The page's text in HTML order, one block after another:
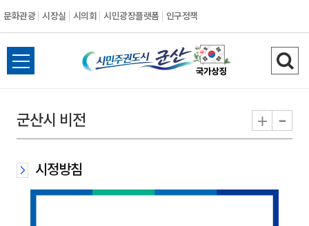
문화관광 시장실 시의회 시민광장플랫폼 인구정책
시
민
도
전
체
뉴
열
검
색
기
군산시 비전 + -
시정방침